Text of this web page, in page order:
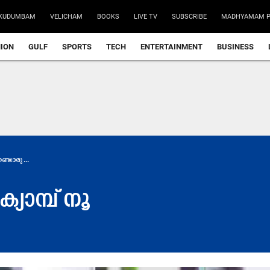
VELICHAM BOOKS LIVE TV SUBSCRIBE MADHYAMAM
GULF SPORTS TECH ENTERTAINMENT BUSINESS
നൂ